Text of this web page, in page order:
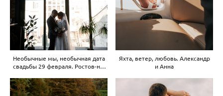
Необычные мы, необычная дата
свадьбы 29 февраля. Ростов-на-
Яхта, ветер, любовь. Александр
и Анна